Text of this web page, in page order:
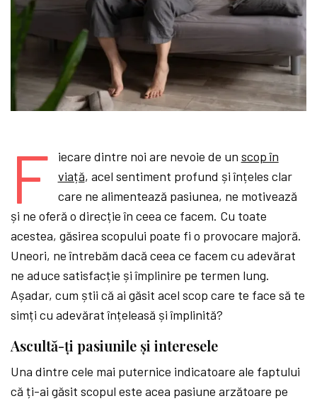
F iecare dintre noi are nevoie de un scop în
viață, acel sentiment profund și înțeles clar
care ne alimentează pasiunea, ne motivează
și ne oferă o direcție în ceea ce facem. Cu toate
acestea, găsirea scopului poate fi o provocare majoră.
Uneori, ne întrebăm dacă ceea ce facem cu adevărat
ne aduce satisfacție și împlinire pe termen lung.
Așadar, cum știi că ai găsit acel scop care te face să te
simți cu adevărat înțeleasă și împlinită?
Ascultă-ți pasiunile și interesele
Una dintre cele mai puternice indicatoare ale faptului
că ți-ai găsit scopul este acea pasiune arzătoare pe